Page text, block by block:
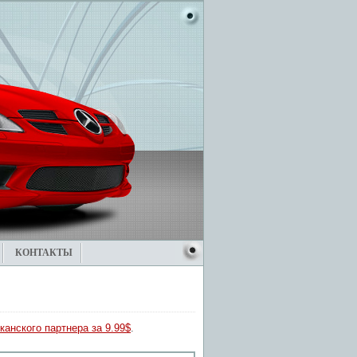
КОНТАКТЫ
партнера за 9.99$.